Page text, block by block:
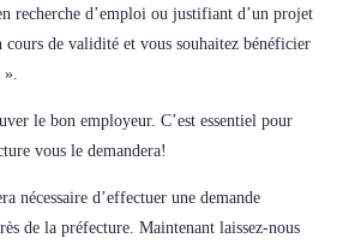
recherche d’emploi ou justifiant d’un projet
cours de validité et vous souhaitez bénéficier
».
le bon employeur. C’est essentiel pour
vous le demandera!
nécessaire d’effectuer une demande
de la préfecture. Maintenant laissez-nous